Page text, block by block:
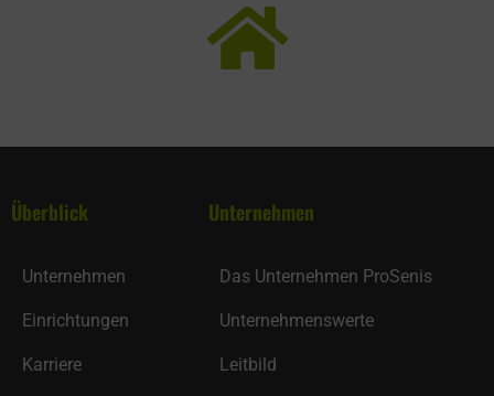
Überblick
Unternehmen
Einrichtungen
Karriere
Unternehmen
Das Unternehmen ProSenis
Unternehmenswerte
Leitbild